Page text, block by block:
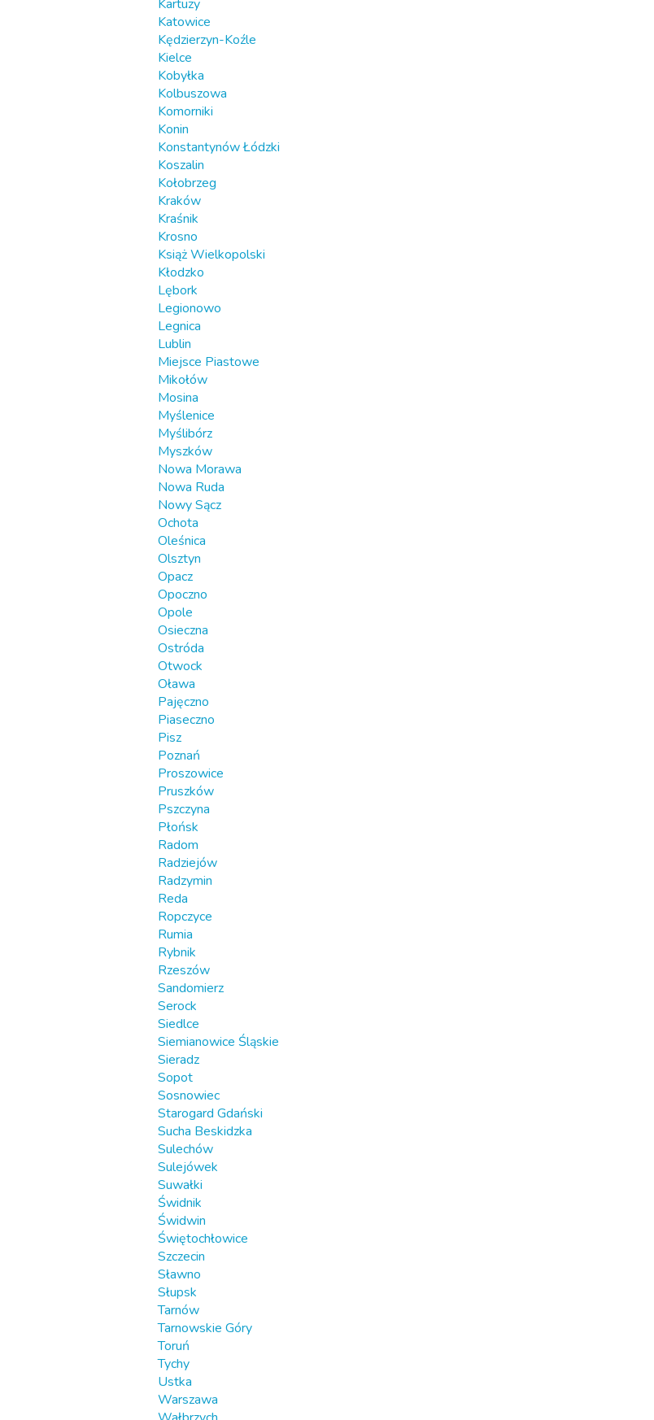
Kartuzy
Katowice
Kędzierzyn-Koźle
Kielce
Kobyłka
Kolbuszowa
Komorniki
Konin
Konstantynów Łódzki
Koszalin
Kołobrzeg
Kraków
Kraśnik
Krosno
Książ Wielkopolski
Kłodzko
Lębork
Legionowo
Legnica
Lublin
Miejsce Piastowe
Mikołów
Mosina
Myślenice
Myślibórz
Myszków
Nowa Morawa
Nowa Ruda
Nowy Sącz
Ochota
Oleśnica
Olsztyn
Opacz
Opoczno
Opole
Osieczna
Ostróda
Otwock
Oława
Pajęczno
Piaseczno
Pisz
Poznań
Proszowice
Pruszków
Pszczyna
Płońsk
Radom
Radziejów
Radzymin
Reda
Ropczyce
Rumia
Rybnik
Rzeszów
Sandomierz
Serock
Siedlce
Siemianowice Śląskie
Sieradz
Sopot
Sosnowiec
Starogard Gdański
Sucha Beskidzka
Sulechów
Sulejówek
Suwałki
Świdnik
Świdwin
Świętochłowice
Szczecin
Sławno
Słupsk
Tarnów
Tarnowskie Góry
Toruń
Tychy
Ustka
Warszawa